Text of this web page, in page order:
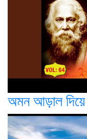
অমন আড়াল দিয়ে